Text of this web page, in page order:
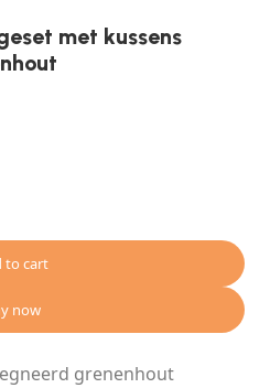
met kussens
to cart
now
grenenhout